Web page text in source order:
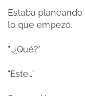
Estaba
lo que empezó.
"…¿Qué?"
"Este…"